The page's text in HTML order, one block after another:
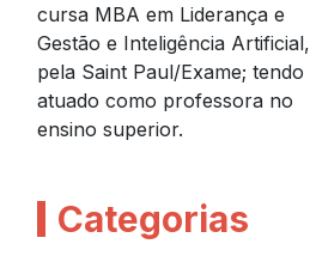
cursa MBA em Liderança e
Gestão e Inteligência Artificial,
pela Saint Paul/Exame; tendo
atuado como professora no
ensino superior.
Categorias